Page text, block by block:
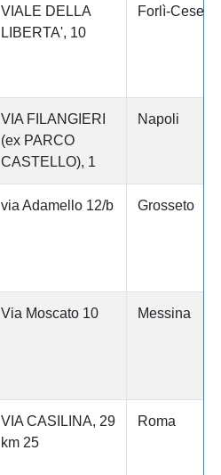
VIALE DELLA
LIBERTA', 10
Forlì-Cesena
VIA FILANGIERI
(ex PARCO
CASTELLO), 1
Napoli
via Adamello 12/b Grosseto
Via Moscato 10 Messina
VIA CASILINA, 29
km 25
Roma